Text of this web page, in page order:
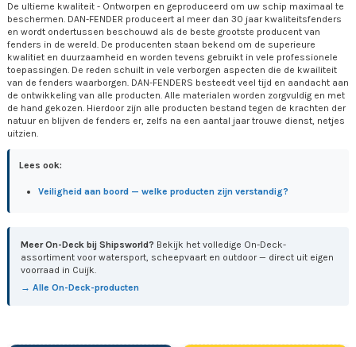
De ultieme kwaliteit - Ontworpen en geproduceerd om uw schip maximaal te
beschermen. DAN-FENDER produceert al meer dan 30 jaar kwaliteitsfenders
en wordt ondertussen beschouwd als de beste grootste producent van
fenders in de wereld. De producenten staan bekend om de superieure
kwalitiet en duurzaamheid en worden tevens gebruikt in vele professionele
toepassingen. De reden schuilt in vele verborgen aspecten die de kwailiteit
van de fenders waarborgen. DAN-FENDERS besteedt veel tijd en aandacht aan
de ontwikkeling van alle producten. Alle materialen worden zorgvuldig en met
de hand gekozen. Hierdoor zijn alle producten bestand tegen de krachten der
natuur en blijven de fenders er, zelfs na een aantal jaar trouwe dienst, netjes
uitzien.
Lees ook:
Veiligheid aan boord — welke producten zijn verstandig?
Meer On-Deck bij Shipsworld? Bekijk het volledige On-Deck-
assortiment voor watersport, scheepvaart en outdoor — direct uit eigen
voorraad in Cuijk.
→ Alle On-Deck-producten